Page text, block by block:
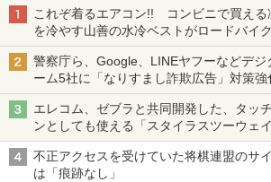
これぞ着るエアコン!! コンビニで買える
を冷やす山善の水冷ベストがロードバイ
ち・ざ・ろーど！その14】【空いた時間
警察庁ら、Google、LINEヤフーなどデジ
ーム5社に「なりすまし詐欺広告」対策
真や映像を使った投資詐欺などへの対策
エレコム、ゼブラと共同開発した、タッ
ンとしても使える「スタイラスツーウェ
も、持ち替えずに書き込める
不正アクセスを受けていた将棋連盟のサ
は「痕跡なし」